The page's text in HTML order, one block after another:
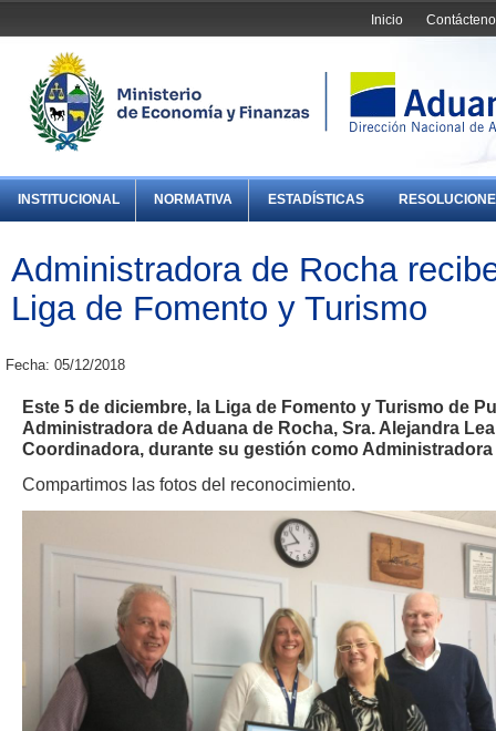
Inicio
INSTITUCIONAL NORMATIVA ESTADÍSTICAS
Administradora de Rocha
Liga de Fomento y Turismo
Fecha: 05/12/2018
Este 5 de diciembre, la Liga de Fomento y Turismo de
Administradora de Aduana de Rocha, Sra. Alejandra
Coordinadora, durante su gestión como
Compartimos las fotos del reconocimiento.